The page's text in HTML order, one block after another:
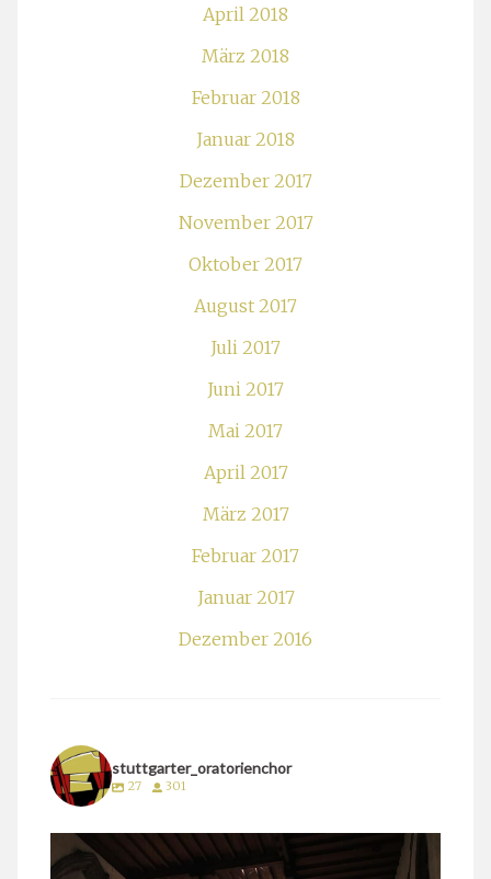
April 2018
März 2018
Februar 2018
Januar 2018
Dezember 2017
November 2017
Oktober 2017
August 2017
Juli 2017
Juni 2017
Mai 2017
April 2017
März 2017
Februar 2017
Januar 2017
Dezember 2016
stuttgarter_oratorienchor
27 301
stuttgarter_oratorienchor
März 24